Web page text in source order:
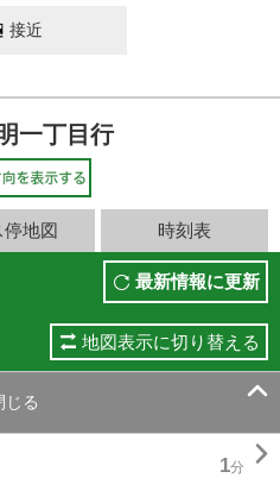
接近
一丁目行
停地図 時刻表
最新情報に更新
地図表示に切り替える
じる 
1分 